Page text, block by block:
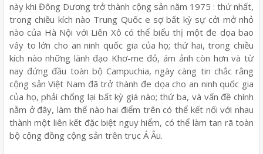
này khi Đông Dương trở thành cộng sản năm 1975 : thứ nhất,
trong chiều kích nào Trung Quốc e sợ bất kỳ sự cởi mở nhỏ
nào của Hà Nội với Liên Xô có thể biểu thị một đe dọa bao
vây to lớn cho an ninh quốc gia của họ; thứ hai, trong chiều
kích nào những lãnh đạo Khơ-me đỏ, ám ảnh còn hơn và từ
nay đứng đầu toàn bộ Campuchia, ngày càng tin chắc rằng
cộng sản Việt Nam đã trở thành đe dọa cho an ninh quốc gia
của họ, phải chống lại bất kỳ giá nào; thứ ba, và vấn đề chính
nằm ở đây, làm thế nào hai điểm trên có thể kết nối với nhau
thành một liên kết đặc biệt nguy hiểm, có thể làm tan rã toàn
bộ cộng đồng cộng sản trên trục Á Âu.